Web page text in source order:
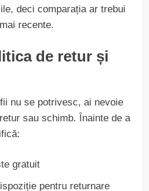
deci comparația ar trebui
recente.
de retur și
nu se potrivesc, ai nevoie
sau schimb. Înainte de a
gratuit
pentru returnare